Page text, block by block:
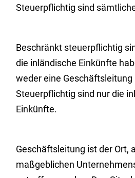
Steuerpflichtig sind
Beschränkt steuerpflichtig
die inländische Einkünfte
weder eine Geschäftsleitung
Steuerpflichtig sind nur die
Einkünfte.
Geschäftsleitung ist der Ort,
maßgeblichen